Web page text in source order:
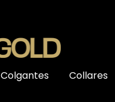
Colgantes Collares